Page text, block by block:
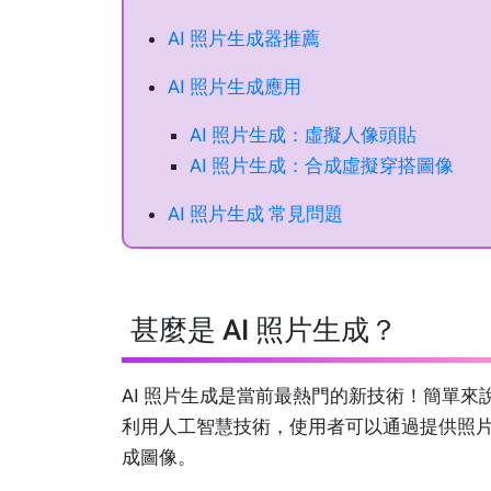
AI 照片生成器推薦
AI 照片生成應用
AI 照片生成：虛擬人像頭貼
AI 照片生成：合成虛擬穿搭圖像
AI 照片生成 常見問題
甚麼是 AI 照片生成？
AI 照片生成是當前最熱門的新技術！簡單來
利用人工智慧技術， 使用者可以通過提供照
成圖像。